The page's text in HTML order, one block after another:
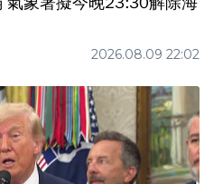
2026.08.09 22:02